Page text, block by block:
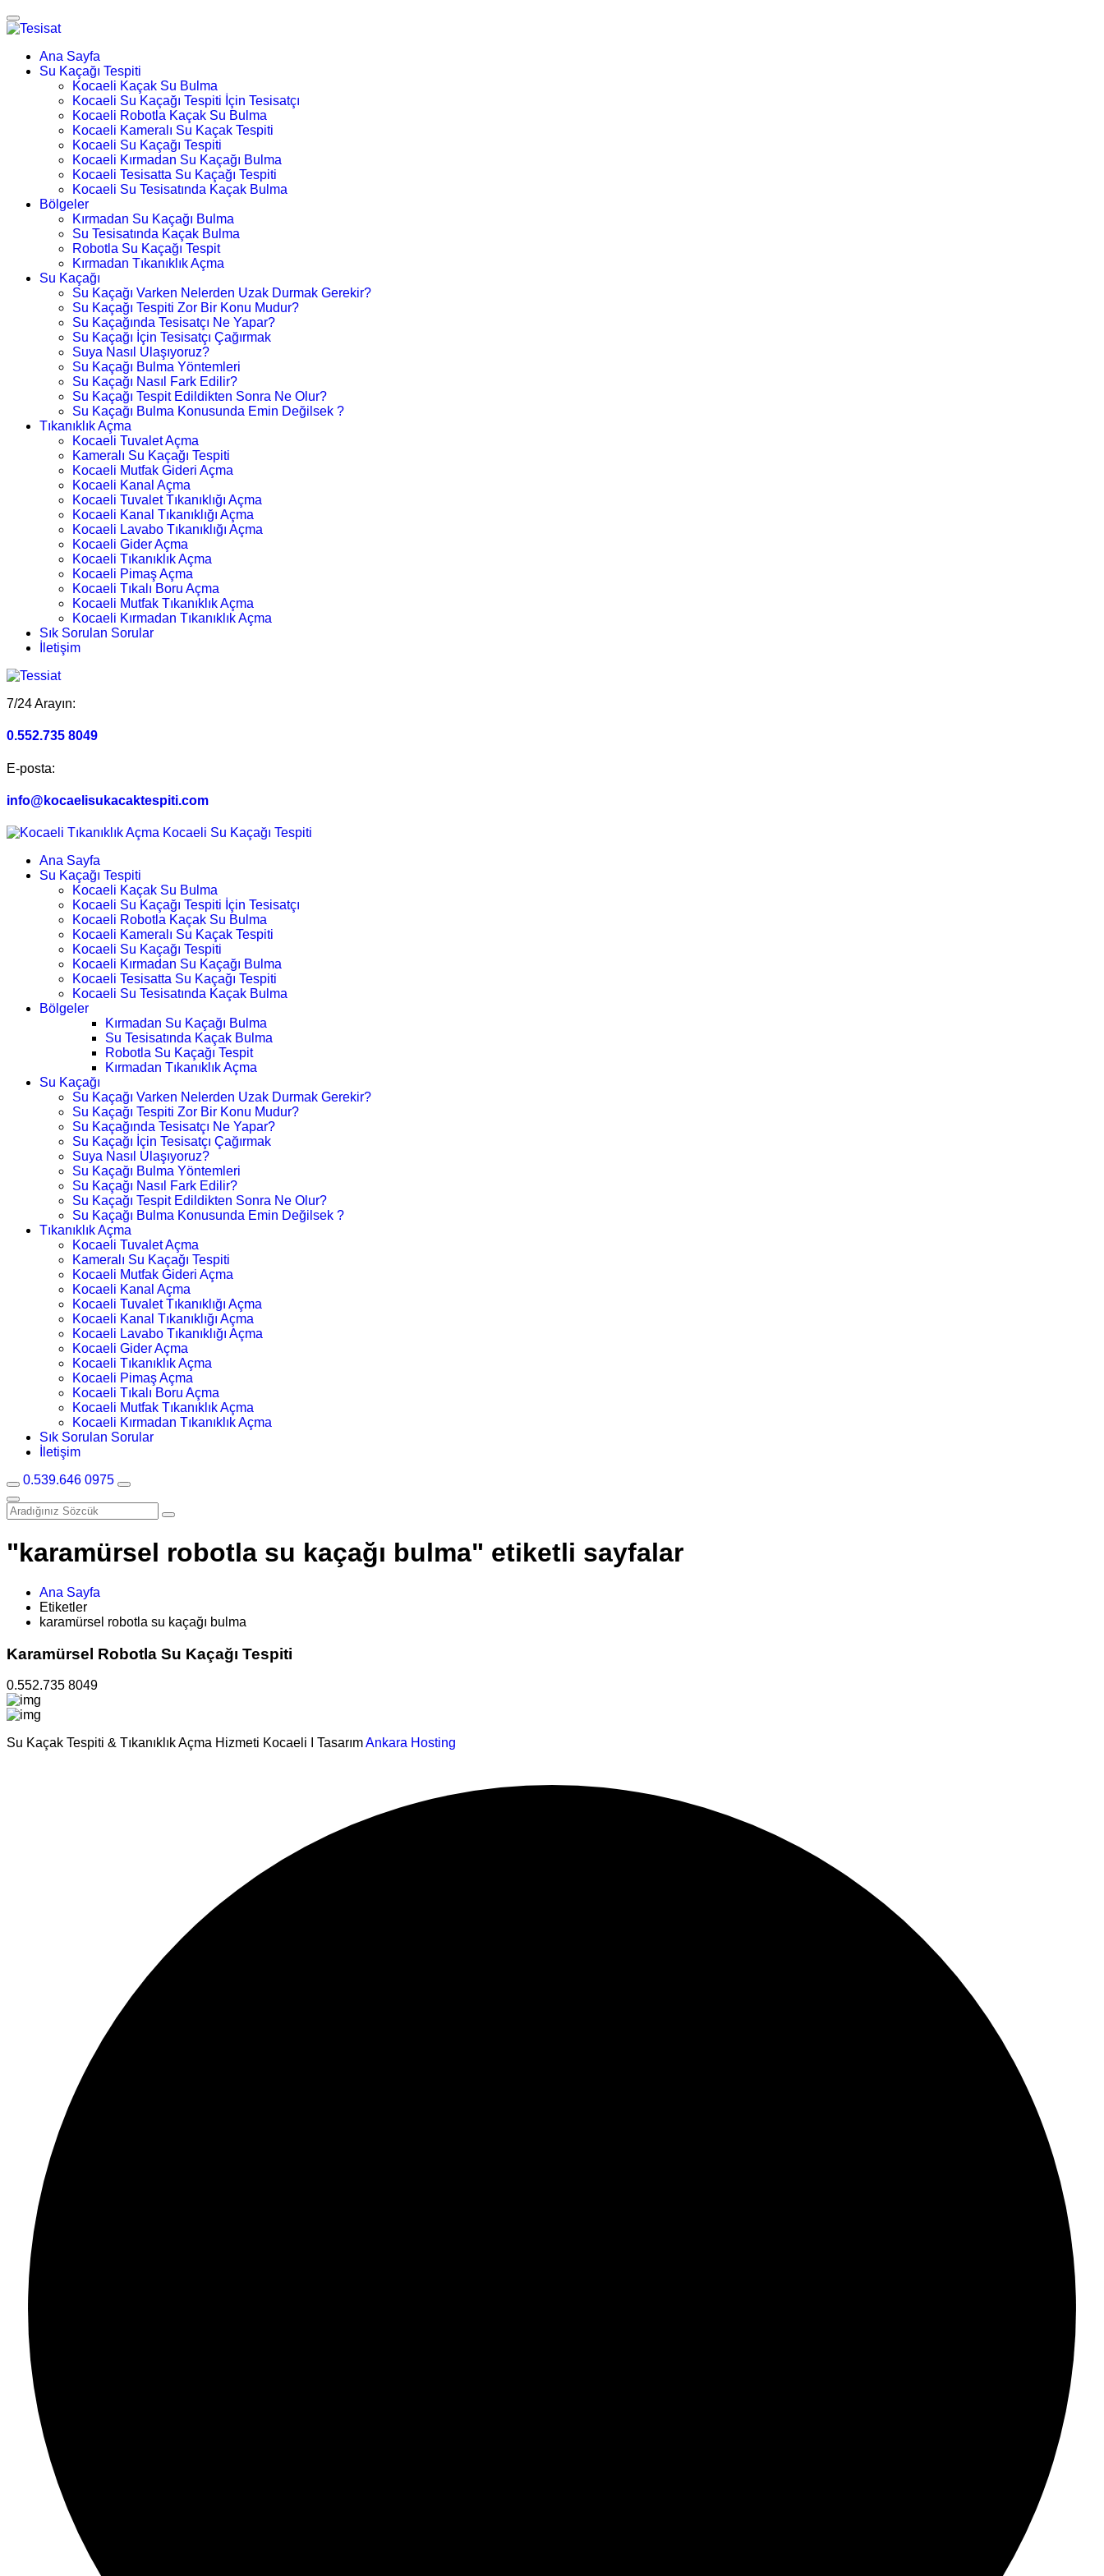
Ana Sayfa
Su Kaçağı Tespiti
Kocaeli Kaçak Su Bulma
Kocaeli Su Kaçağı Tespiti İçin Tesisatçı
Kocaeli Robotla Kaçak Su Bulma
Kocaeli Kameralı Su Kaçak Tespiti
Kocaeli Su Kaçağı Tespiti
Kocaeli Kırmadan Su Kaçağı Bulma
Kocaeli Tesisatta Su Kaçağı Tespiti
Kocaeli Su Tesisatında Kaçak Bulma
Bölgeler
Kırmadan Su Kaçağı Bulma
Su Tesisatında Kaçak Bulma
Robotla Su Kaçağı Tespit
Kırmadan Tıkanıklık Açma
Su Kaçağı
Su Kaçağı Varken Nelerden Uzak Durmak Gerekir?
Su Kaçağı Tespiti Zor Bir Konu Mudur?
Su Kaçağında Tesisatçı Ne Yapar?
Su Kaçağı İçin Tesisatçı Çağırmak
Suya Nasıl Ulaşıyoruz?
Su Kaçağı Bulma Yöntemleri
Su Kaçağı Nasıl Fark Edilir?
Su Kaçağı Tespit Edildikten Sonra Ne Olur?
Su Kaçağı Bulma Konusunda Emin Değilsek ?
Tıkanıklık Açma
Kocaeli Tuvalet Açma
Kameralı Su Kaçağı Tespiti
Kocaeli Mutfak Gideri Açma
Kocaeli Kanal Açma
Kocaeli Tuvalet Tıkanıklığı Açma
Kocaeli Kanal Tıkanıklığı Açma
Kocaeli Lavabo Tıkanıklığı Açma
Kocaeli Gider Açma
Kocaeli Tıkanıklık Açma
Kocaeli Pimaş Açma
Kocaeli Tıkalı Boru Açma
Kocaeli Mutfak Tıkanıklık Açma
Kocaeli Kırmadan Tıkanıklık Açma
Sık Sorulan Sorular
İletişim
7/24 Arayın:
0.552.735 8049
E-posta:
info@kocaelisukacaktespiti.com
Ana Sayfa
Su Kaçağı Tespiti
Kocaeli Kaçak Su Bulma
Kocaeli Su Kaçağı Tespiti İçin Tesisatçı
Kocaeli Robotla Kaçak Su Bulma
Kocaeli Kameralı Su Kaçak Tespiti
Kocaeli Su Kaçağı Tespiti
Kocaeli Kırmadan Su Kaçağı Bulma
Kocaeli Tesisatta Su Kaçağı Tespiti
Kocaeli Su Tesisatında Kaçak Bulma
Bölgeler
Kırmadan Su Kaçağı Bulma
Su Tesisatında Kaçak Bulma
Robotla Su Kaçağı Tespit
Kırmadan Tıkanıklık Açma
Su Kaçağı
Su Kaçağı Varken Nelerden Uzak Durmak Gerekir?
Su Kaçağı Tespiti Zor Bir Konu Mudur?
Su Kaçağında Tesisatçı Ne Yapar?
Su Kaçağı İçin Tesisatçı Çağırmak
Suya Nasıl Ulaşıyoruz?
Su Kaçağı Bulma Yöntemleri
Su Kaçağı Nasıl Fark Edilir?
Su Kaçağı Tespit Edildikten Sonra Ne Olur?
Su Kaçağı Bulma Konusunda Emin Değilsek ?
Tıkanıklık Açma
Kocaeli Tuvalet Açma
Kameralı Su Kaçağı Tespiti
Kocaeli Mutfak Gideri Açma
Kocaeli Kanal Açma
Kocaeli Tuvalet Tıkanıklığı Açma
Kocaeli Kanal Tıkanıklığı Açma
Kocaeli Lavabo Tıkanıklığı Açma
Kocaeli Gider Açma
Kocaeli Tıkanıklık Açma
Kocaeli Pimaş Açma
Kocaeli Tıkalı Boru Açma
Kocaeli Mutfak Tıkanıklık Açma
Kocaeli Kırmadan Tıkanıklık Açma
Sık Sorulan Sorular
İletişim
0.539.646 0975
"karamürsel robotla su kaçağı bulma" etiketli sayfalar
Ana Sayfa
Etiketler
karamürsel robotla su kaçağı bulma
Karamürsel Robotla Su Kaçağı Tespiti
0.552.735 8049
Su Kaçak Tespiti & Tıkanıklık Açma Hizmeti Kocaeli I TasarımAnkara Hosting